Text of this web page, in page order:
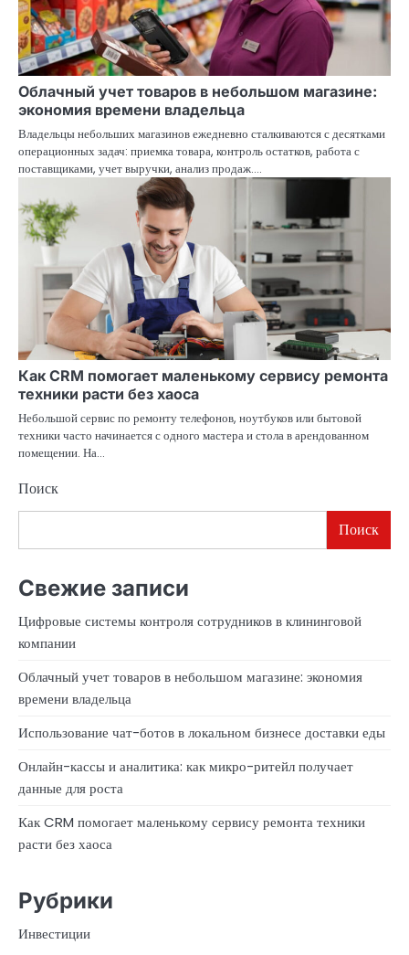
Облачный учет товаров в небольшом магазине:
экономия времени владельца
Владельцы небольших магазинов ежедневно сталкиваются с десятками
операционных задач: приемка товара, контроль остатков, работа с
поставщиками, учет выручки, анализ продаж.…
Как CRM помогает маленькому сервису ремонта
техники расти без хаоса
Небольшой сервис по ремонту телефонов, ноутбуков или бытовой
техники часто начинается с одного мастера и стола в арендованном
помещении. На…
Поиск
Поиск
Свежие записи
Цифровые системы контроля сотрудников в клининговой
компании
Облачный учет товаров в небольшом магазине: экономия
времени владельца
Использование чат-ботов в локальном бизнесе доставки еды
Онлайн-кассы и аналитика: как микро-ритейл получает
данные для роста
Как CRM помогает маленькому сервису ремонта техники
расти без хаоса
Рубрики
Инвестиции